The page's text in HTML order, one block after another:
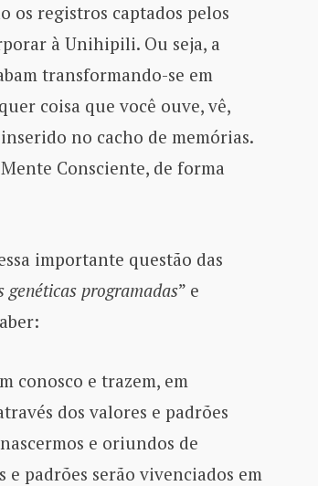
os registros captados pelos
à Unihipili. Ou seja, a
transformando-se em
coisa que você ouve, vê,
no cacho de memórias.
Consciente, de forma
importante questão das
genéticas programadas” e
conosco e trazem, em
dos valores e padrões
e oriundos de
e padrões serão vivenciados em